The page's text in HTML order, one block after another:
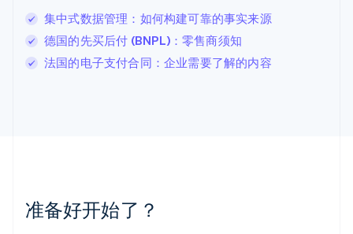
集中式数据管理：如何构建可靠的事实来源
德国的先买后付 (BNPL)：零售商须知
法国的电子支付合同：企业需要了解的内容
准备好开始了？
卢森堡
罗马尼亚
English
挪威